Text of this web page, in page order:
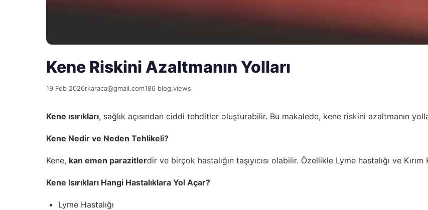
Kene Riskini Azaltmanın Yolları
19 Feb 2026rkaraca@gmail.com186 blog.views
Kene ısırıkları, sağlık açısından ciddi tehditler oluşturabilir. Bu makalede, kene riskini azaltmanın
Kene Nedir ve Neden Tehlikeli?
Kene, kan emen parazitlerdir ve birçok hastalığın taşıyıcısı olabilir. Özellikle Lyme hastalığı ve
Kene Isırıkları Hangi Hastalıklara Yol Açar?
Lyme Hastalığı